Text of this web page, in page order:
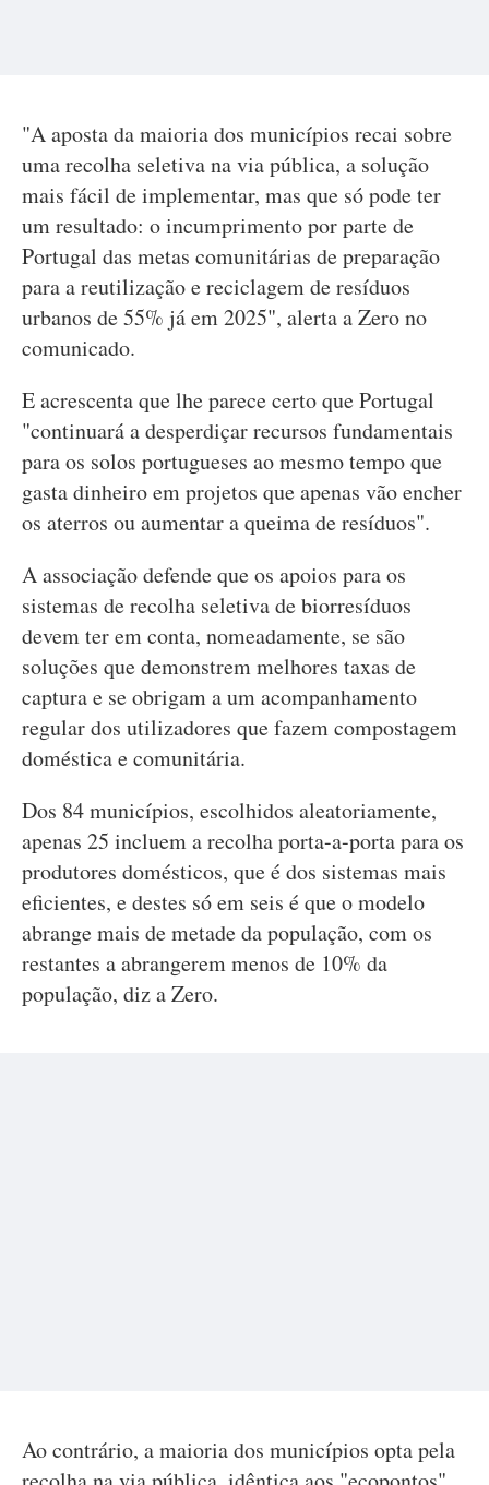
"A aposta da maioria dos municípios recai sobre
uma recolha seletiva na via pública, a solução
mais fácil de implementar, mas que só pode ter
um resultado: o incumprimento por parte de
Portugal das metas comunitárias de preparação
para a reutilização e reciclagem de resíduos
urbanos de 55% já em 2025", alerta a Zero no
comunicado.
E acrescenta que lhe parece certo que Portugal
"continuará a desperdiçar recursos fundamentais
para os solos portugueses ao mesmo tempo que
gasta dinheiro em projetos que apenas vão encher
os aterros ou aumentar a queima de resíduos".
A associação defende que os apoios para os
sistemas de recolha seletiva de biorresíduos
devem ter em conta, nomeadamente, se são
soluções que demonstrem melhores taxas de
captura e se obrigam a um acompanhamento
regular dos utilizadores que fazem compostagem
doméstica e comunitária.
Dos 84 municípios, escolhidos aleatoriamente,
apenas 25 incluem a recolha porta-a-porta para os
produtores domésticos, que é dos sistemas mais
eficientes, e destes só em seis é que o modelo
abrange mais de metade da população, com os
restantes a abrangerem menos de 10% da
população, diz a Zero.
Ao contrário, a maioria dos municípios opta pela